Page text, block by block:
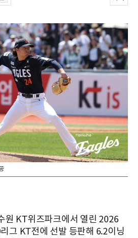
원 KT위즈파크에서 열린 2026
그 KT전에 선발 등판해 6.2이닝